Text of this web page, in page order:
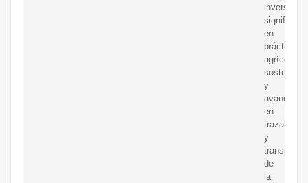
en
prácticas
agrícolas
y
avances
en
y
de
la